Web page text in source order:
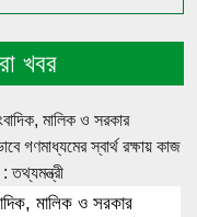
খবর
মালিক ও সরকার